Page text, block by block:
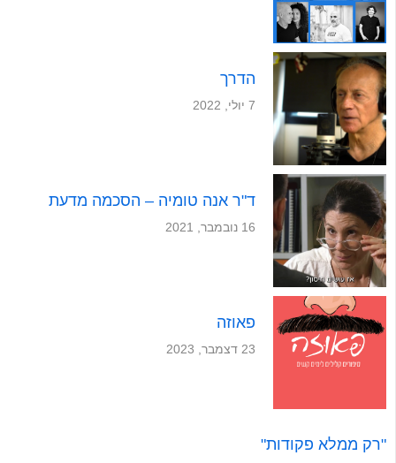
הדרך
7 יולי, 2022
ד"ר אנה טומיה – הסכמה מדעת
16 נובמבר, 2021
פאוזה
23 דצמבר, 2023
"רק ממלא פקודות"